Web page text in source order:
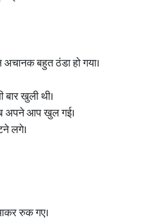
बहुत ठंडा हो गया।
खुली थी।
अपने आप खुल गई।
लगे।
रुक गए।